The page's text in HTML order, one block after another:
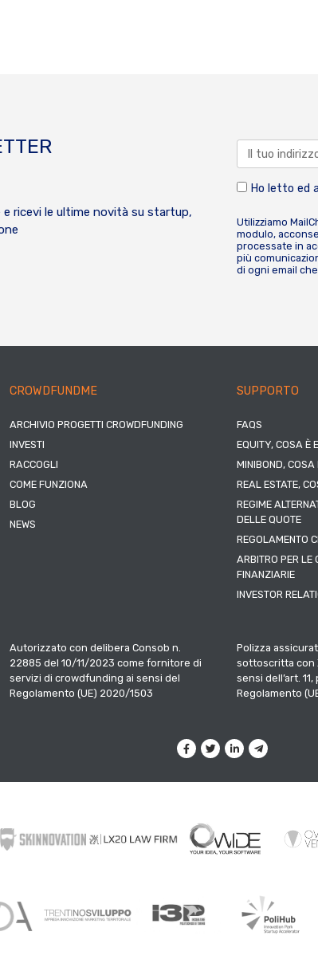
ricevi le ultime novità su startup,
Ho letto ed
Utilizziamo
modulo,
processate in
più
di ogni email
CROWDFUNDME
ARCHIVIO PROGETTI CROWDFUNDING
INVESTI
RACCOGLI
COME FUNZIONA
BLOG
NEWS
SUPPORTO
FAQS
EQUITY, COSA È
MINIBOND, COSA
REAL ESTATE,
REGIME
DELLE QUOTE
REGOLAMENTO
ARBITRO PER LE
FINANZIARIE
INVESTOR
Autorizzato con delibera Consob n.
22885 del 10/11/2023 come fornitore di
servizi di crowdfunding ai sensi del
Regolamento (UE) 2020/1503
Polizza
sottoscritta con
sensi dell’art.
Regolamento